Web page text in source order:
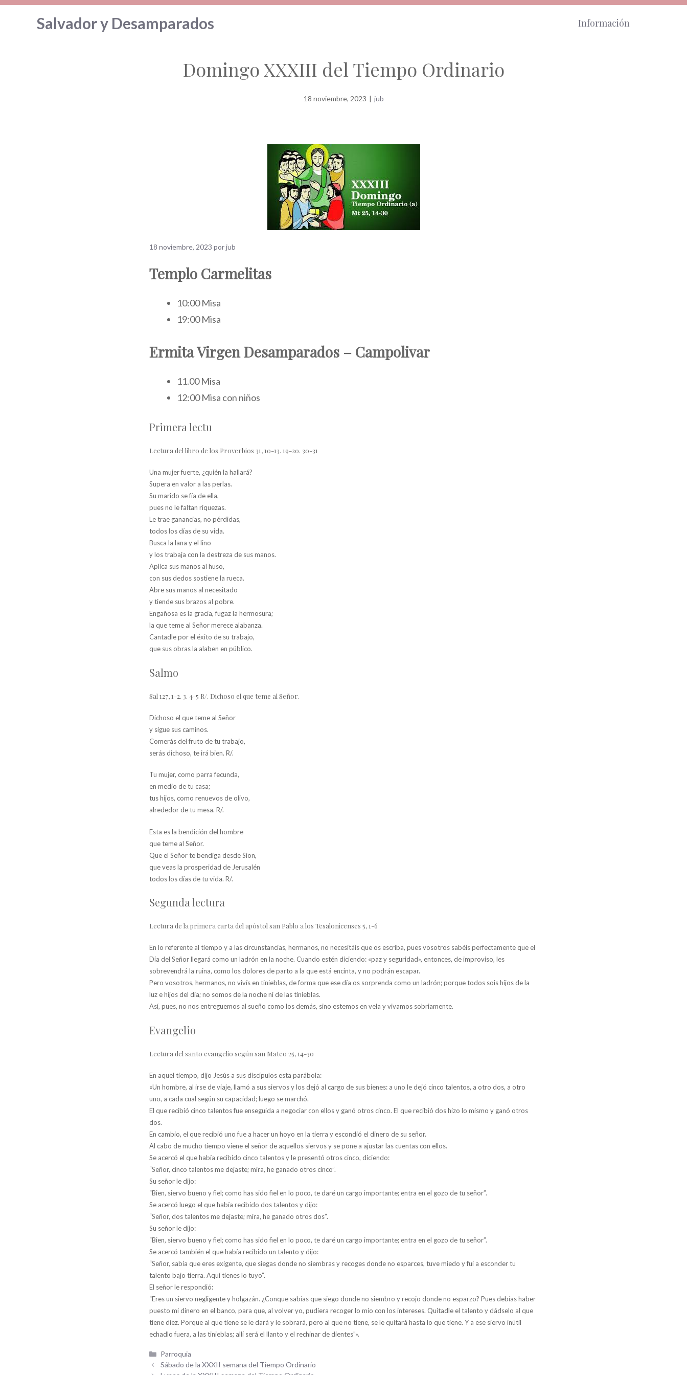
Saltar
Salvador y Desamparados Información
Domingo XXXIII del Tiempo Ordinario
18 noviembre, 2023 | jub
18 noviembre, 2023 porjub
Templo Carmelitas
10:00 Misa
19:00 Misa
Ermita Virgen Desamparados – Campolivar
11.00 Misa
12:00 Misa con niños
Primera lectu
Lectura del libro de los Proverbios 31, 10-13. 19-20. 30-31
Una mujer fuerte, ¿quién la hallará?
Supera en valor a las perlas.
Su marido se fía de ella,
pues no le faltan riquezas.
Le trae ganancias, no pérdidas,
todos los días de su vida.
Busca la lana y el lino
y los trabaja con la destreza de sus manos.
Aplica sus manos al huso,
con sus dedos sostiene la rueca.
Abre sus manos al necesitado
y tiende sus brazos al pobre.
Engañosa es la gracia, fugaz la hermosura;
la que teme al Señor merece alabanza.
Cantadle por el éxito de su trabajo,
que sus obras la alaben en público.
Salmo
Sal 127, 1-2. 3. 4-5 R/. Dichoso el que teme al Señor.
Dichoso el que teme al Señor
y sigue sus caminos.
Comerás del fruto de tu trabajo,
serás dichoso, te irá bien. R/.
Tu mujer, como parra fecunda,
en medio de tu casa;
tus hijos, como renuevos de olivo,
alrededor de tu mesa. R/.
Esta es la bendición del hombre
que teme al Señor.
Que el Señor te bendiga desde Sion,
que veas la prosperidad de Jerusalén
todos los días de tu vida. R/.
Segunda lectura
Lectura de la primera carta del apóstol san Pablo a los Tesalonicenses 5, 1-6
En lo referente al tiempo y a las circunstancias, hermanos, no necesitáis que os escriba, pues vosotros sabéis perfectamente que el
Día del Señor llegará como un ladrón en la noche. Cuando estén diciendo: «paz y seguridad», entonces, de improviso, les
sobrevendrá la ruina, como los dolores de parto a la que está encinta, y no podrán escapar.
Pero vosotros, hermanos, no vivís en tinieblas, de forma que ese día os sorprenda como un ladrón; porque todos sois hijos de la
luz e hijos del día; no somos de la noche ni de las tinieblas.
Así, pues, no nos entreguemos al sueño como los demás, sino estemos en vela y vivamos sobriamente.
Evangelio
Lectura del santo evangelio según san Mateo 25, 14-30
En aquel tiempo, dijo Jesús a sus discípulos esta parábola:
«Un hombre, al irse de viaje, llamó a sus siervos y los dejó al cargo de sus bienes: a uno le dejó cinco talentos, a otro dos, a otro
uno, a cada cual según su capacidad; luego se marchó.
El que recibió cinco talentos fue enseguida a negociar con ellos y ganó otros cinco. El que recibió dos hizo lo mismo y ganó otros
dos.
En cambio, el que recibió uno fue a hacer un hoyo en la tierra y escondió el dinero de su señor.
Al cabo de mucho tiempo viene el señor de aquellos siervos y se pone a ajustar las cuentas con ellos.
Se acercó el que había recibido cinco talentos y le presentó otros cinco, diciendo:
“Señor, cinco talentos me dejaste; mira, he ganado otros cinco”.
Su señor le dijo:
“Bien, siervo bueno y fiel; como has sido fiel en lo poco, te daré un cargo importante; entra en el gozo de tu señor”.
Se acercó luego el que había recibido dos talentos y dijo:
“Señor, dos talentos me dejaste; mira, he ganado otros dos”.
Su señor le dijo:
“Bien, siervo bueno y fiel; como has sido fiel en lo poco, te daré un cargo importante; entra en el gozo de tu señor”.
Se acercó también el que había recibido un talento y dijo:
“Señor, sabía que eres exigente, que siegas donde no siembras y recoges donde no esparces, tuve miedo y fui a esconder tu
talento bajo tierra. Aquí tienes lo tuyo”.
El señor le respondió:
“Eres un siervo negligente y holgazán. ¿Conque sabías que siego donde no siembro y recojo donde no esparzo? Pues debías haber
puesto mi dinero en el banco, para que, al volver yo, pudiera recoger lo mío con los intereses. Quitadle el talento y dádselo al que
tiene diez. Porque al que tiene se le dará y le sobrará, pero al que no tiene, se le quitará hasta lo que tiene. Y a ese siervo inútil
echadlo fuera, a las tinieblas; allí será el llanto y el rechinar de dientes”».
Categorías
Parroquia
Sábado de la XXXII semana del Tiempo Ordinario